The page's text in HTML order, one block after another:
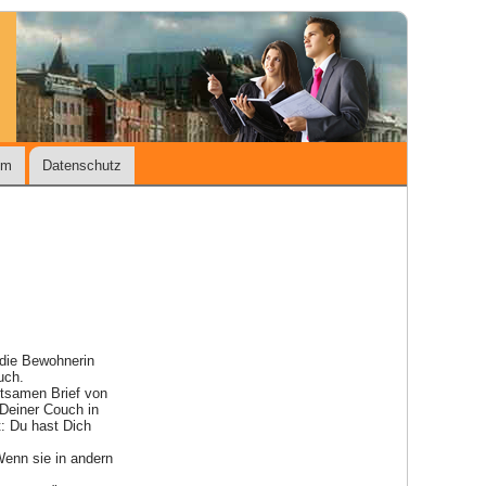
Datenschutz
Bewohnerin
Brief von
Couch in
Du hast Dich
sie in andern